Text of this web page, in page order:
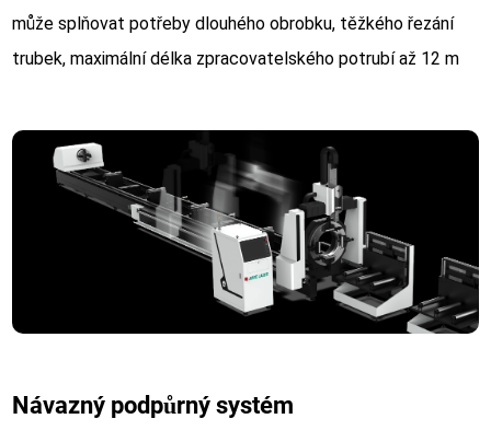
může splňovat potřeby dlouhého obrobku, těžkého řezání
trubek, maximální délka zpracovatelského potrubí až 12 m
Návazný podpůrný systém